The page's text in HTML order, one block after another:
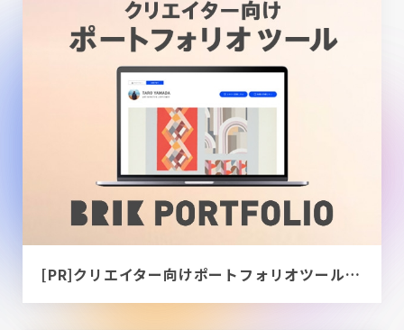
[PR]クリエイター向けポートフォリオツール｜BRIK PORTFOLIO